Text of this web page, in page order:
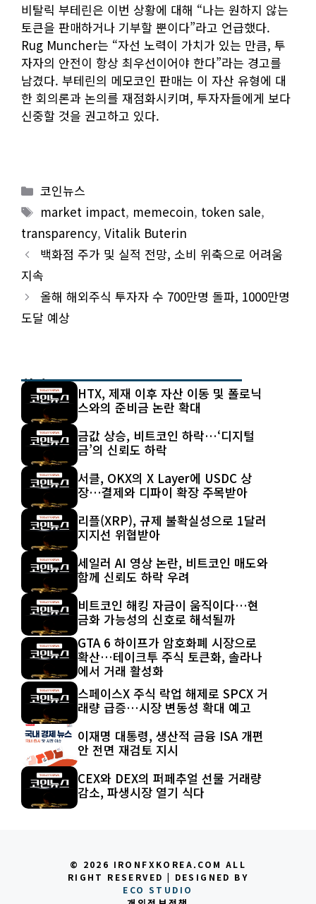
비탈릭 부테린은 이번 상황에 대해 “나는 원하지 않는
토큰을 판매하거나 기부할 뿐이다”라고 언급했다.
Rug Muncher는 “자선 노력이 가치가 있는 만큼, 투
자자의 안전이 항상 최우선이어야 한다”라는 경고를
남겼다. 부테린의 메모코인 판매는 이 자산 유형에 대
한 회의론과 논의를 재점화시키며, 투자자들에게 보다
신중할 것을 권고하고 있다.
Categories
코인뉴스
Tags
market impact, memecoin, token sale,
transparency, Vitalik Buterin
백화점 주가 및 실적 전망, 소비 위축으로 어려움
지속
올해 해외주식 투자자 수 700만명 돌파, 1000만명
도달 예상
최신 글
HTX, 제재 이후 자산 이동 및 폴로닉
스와의 준비금 논란 확대
금값 상승, 비트코인 하락…‘디지털
금’의 신뢰도 하락
서클, OKX의 X Layer에 USDC 상
장…결제와 디파이 확장 주목받아
리플(XRP), 규제 불확실성으로 1달러
지지선 위협받아
세일러 AI 영상 논란, 비트코인 매도와
함께 신뢰도 하락 우려
비트코인 해킹 자금이 움직이다…현
금화 가능성의 신호로 해석될까
GTA 6 하이프가 암호화폐 시장으로
확산…테이크투 주식 토큰화, 솔라나
에서 거래 활성화
스페이스X 주식 락업 해제로 SPCX 거
래량 급증…시장 변동성 확대 예고
이재명 대통령, 생산적 금융 ISA 개편
안 전면 재검토 지시
CEX와 DEX의 퍼페추얼 선물 거래량
감소, 파생시장 열기 식다
© 2026 IRONFXKOREA.COM ALL
RIGHT RESERVED | DESIGNED BY
ECO STUDIO